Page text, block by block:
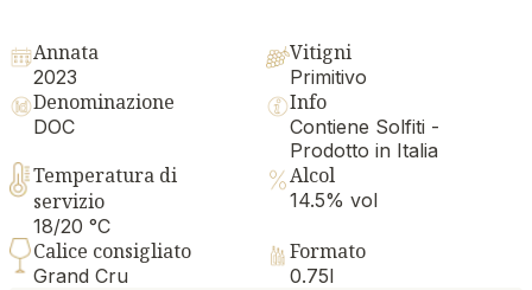
Annata
2023
Vitigni
Primitivo
Denominazione
DOC
Info
Contiene Solfiti -
Prodotto in Italia
Temperatura di
servizio
18/20 °C
Alcol
14.5% vol
Calice consigliato
Grand Cru
Formato
0.75l